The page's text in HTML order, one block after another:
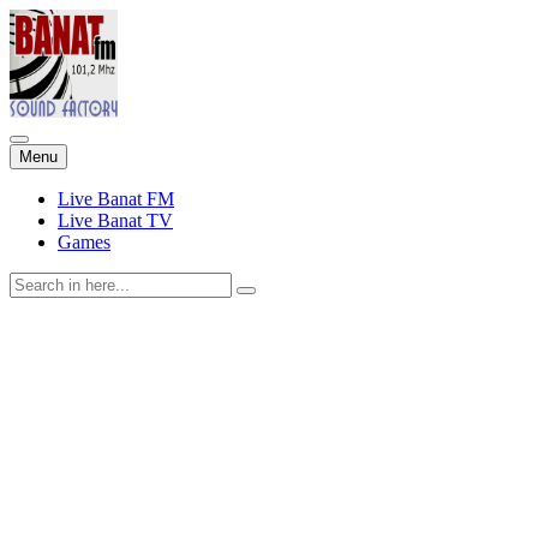
Menu Skip
to
content
Live Banat FM
Live Banat TV
Games
Search
for: